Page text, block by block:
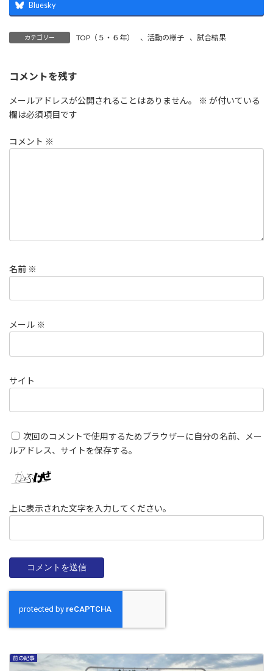
Bluesky
カテゴリー TOP（５・６年） 、 活動の様子 、試合結果
コメントを残す
メールアドレスが公開されることはありません。 ※ が付いている
欄は必須項目です
コメント ※
名前 ※
メール ※
サイト
次回のコメントで使用するためブラウザーに自分の名前、メー
ルアドレス、サイトを保存する。
上に表示された文字を入力してください。
前の記事